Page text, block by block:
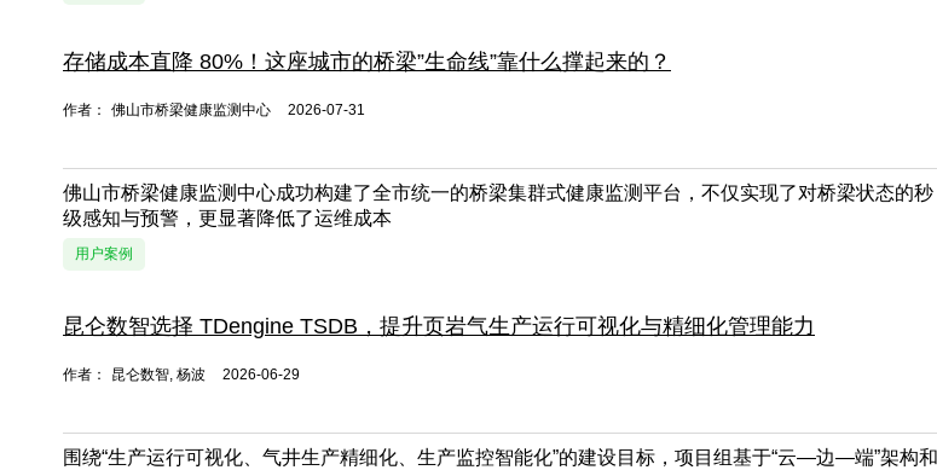
存储成本直降 80%！这座城市的桥梁”生命线”靠什么撑起来的？
作者： 佛山市桥梁健康监测中心 2026-07-31
佛山市桥梁健康监测中心成功构建了全市统一的桥梁集群式健康监测平台，不仅实现了对桥梁状态的秒
级感知与预警，更显著降低了运维成本
用户案例
昆仑数智选择 TDengine TSDB，提升页岩气生产运行可视化与精细化管理能力
作者： 昆仑数智, 杨波 2026-06-29
围绕“生产运行可视化、气井生产精细化、生产监控智能化”的建设目标，项目组基于“云—边—端”架构和